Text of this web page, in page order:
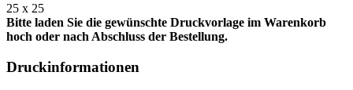
25 x 25
Bitte laden Sie die gewünschte Druckvorlage im Warenkorb
hoch oder nach Abschluss der Bestellung.
Druckinformationen